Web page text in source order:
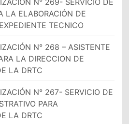
LA ELABORACIÓN DE
TECNICO
N° 268 – ASISTENTE
LA DIRECCION DE
LA DRTC
N° 267- SERVICIO DE
PARA
LA DRTC